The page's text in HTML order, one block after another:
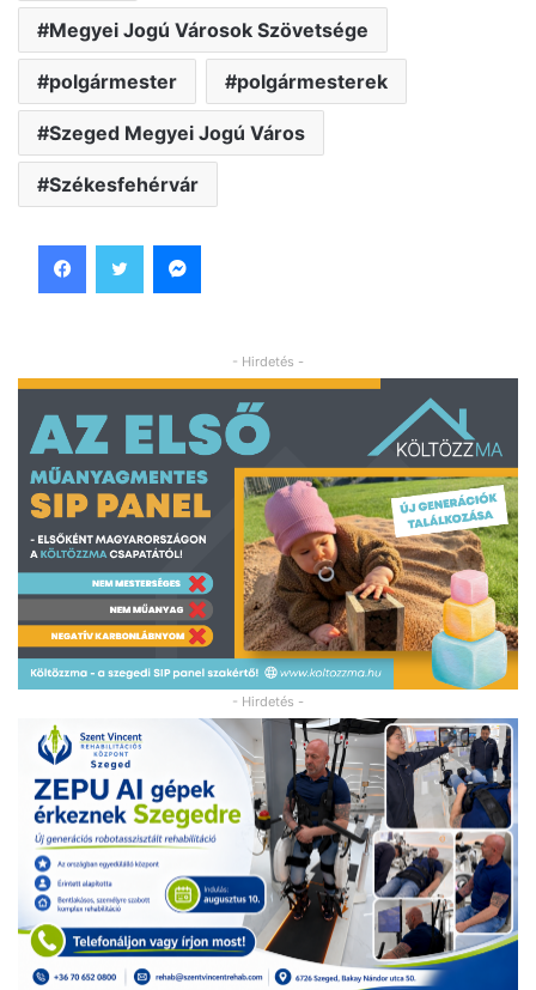
Megyei Jogú Városok Szövetsége
polgármester polgármesterek
Szeged Megyei Jogú Város
Székesfehérvár
- Hirdetés -
- Hirdetés -